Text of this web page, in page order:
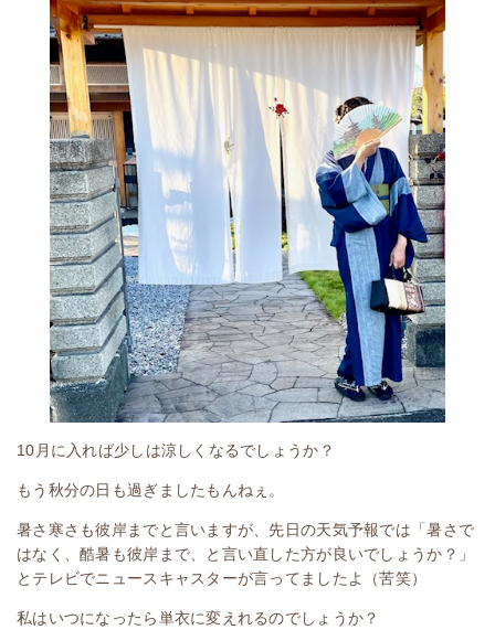
10月に入れば少しは涼しくなるでしょうか？
もう秋分の日も過ぎましたもんねぇ。
暑さ寒さも彼岸までと言いますが、先日の天気予報では「暑さで
はなく、酷暑も彼岸まで、と言い直した方が良いでしょうか？」
とテレビでニュースキャスターが言ってましたよ（苦笑）
私はいつになったら単衣に変えれるのでしょうか？